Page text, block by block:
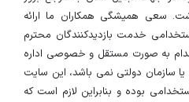
منقضی شده
بسته بندی ابزار چوب
سعی همیشگی همکاران ما ارائه
خدمت بازدیدکنندگان محترم
به صورت مستقل و خصوصی اداره
سازمان دولتی نمی باشد، این سایت
بوده و بنابراین لازم است که